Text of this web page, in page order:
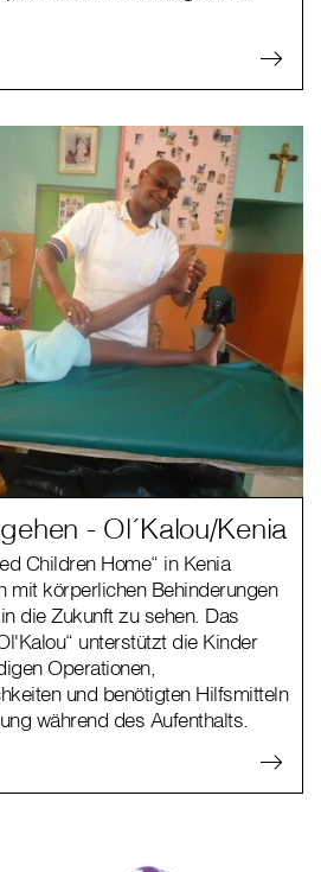
- Ol´Kalou/Kenia
Children Home“ in Kenia
mit körperlichen Behinderungen
die Zukunft zu sehen. Das
unterstützt die Kinder
Operationen,
und benötigten Hilfsmitteln
während des Aufenthalts.